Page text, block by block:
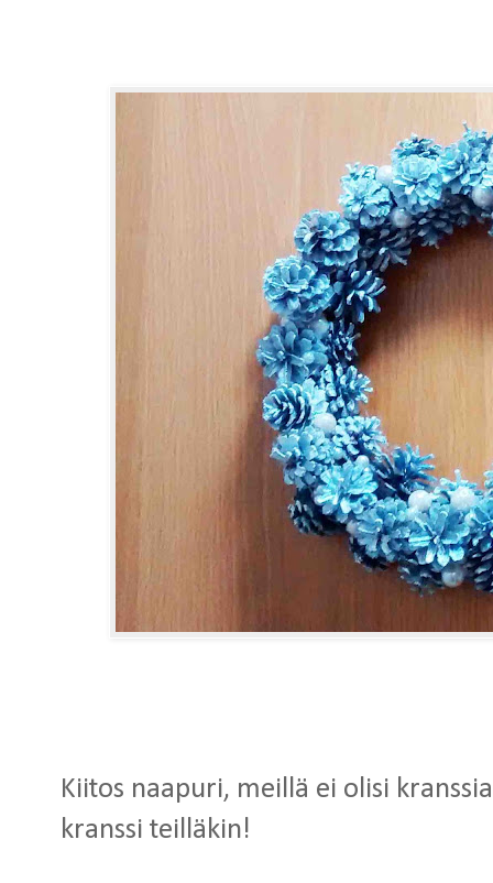
Kiitos naapuri, meillä ei olisi
kranssi teilläkin!